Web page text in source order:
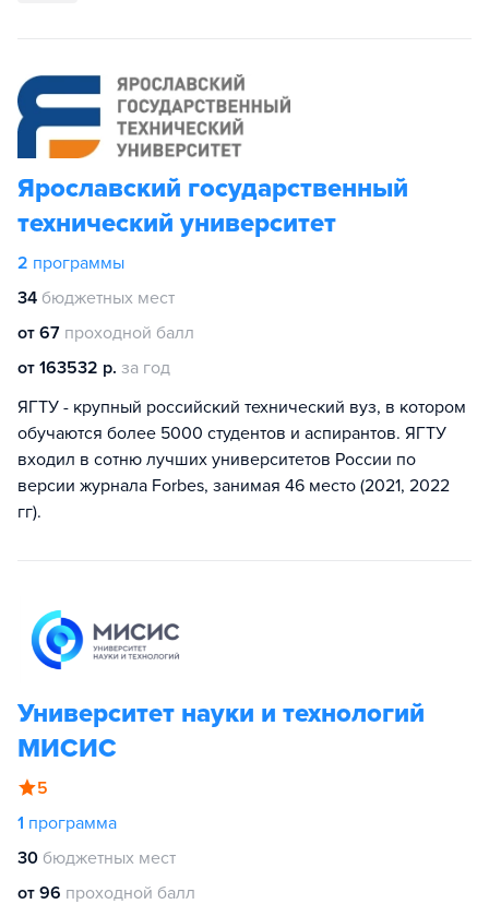
Ярославский государственный
технический университет
2 программы
34 бюджетных мест
от 67 проходной балл
от 163532 р. за год
ЯГТУ - крупный российский технический вуз, в котором
обучаются более 5000 студентов и аспирантов. ЯГТУ
входил в сотню лучших университетов России по
версии журнала Forbes, занимая 46 место (2021, 2022
гг).
Университет науки и технологий
МИСИС
5
1 программа
30 бюджетных мест
от 96 проходной балл